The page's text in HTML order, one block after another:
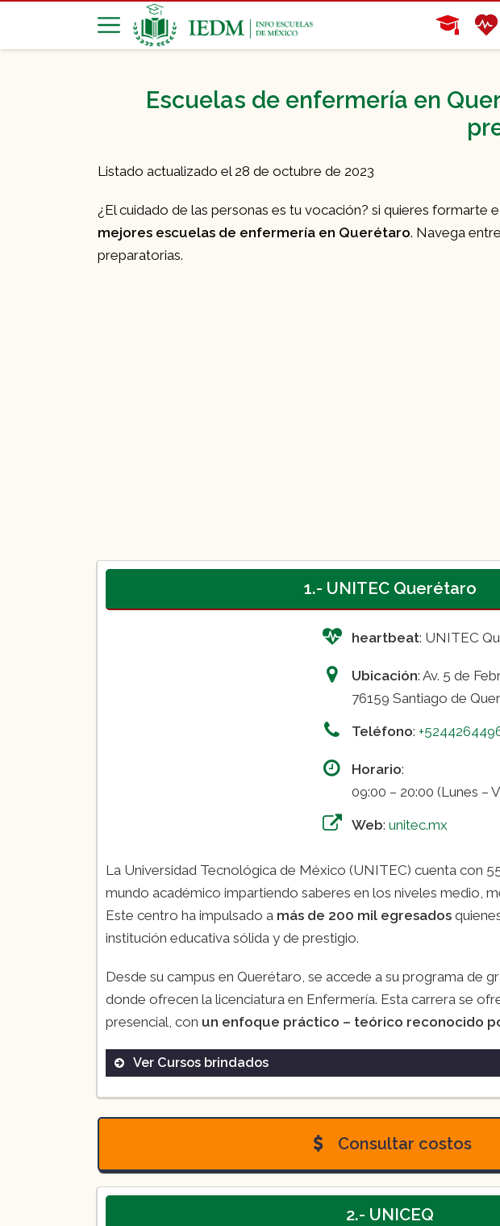
Escuelas de enfermería en
Listado actualizado el 28 de octubre de 2023
¿El cuidado de las personas es tu vocación? si quieres formarte
mejores escuelas de enfermería en Querétaro. Navega
preparatorias.
1.- UNITEC Querétaro
heartbeat: UNITEC
Ubicación: Av. 5 de
76159 Santiago de
Teléfono:
Horario:
09:00 – 20:00 (Lunes –
Web: unitec.mx
La Universidad Tecnológica de México (UNITEC) cuenta con
mundo académico impartiendo saberes en los niveles medio,
Este centro ha impulsado a más de 200 mil egresados
institución educativa sólida y de prestigio.
Desde su campus en Querétaro, se accede a su programa de
donde ofrecen la licenciatura en Enfermería. Esta carrera se
presencial, con un enfoque práctico – teórico reconocido
Ver Cursos brindados
Licenciatura en enfermería:Duración de 4 años
Consultar costos
2.- UNICEQ